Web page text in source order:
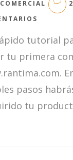
COMERCIAL
2
RÁPIDA
tutorial
tu primera
pasos
tu